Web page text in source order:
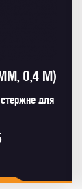
0,4 М)
для